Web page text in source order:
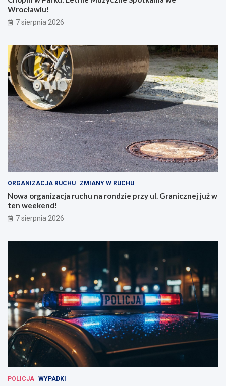
Wrocławiu!
7 sierpnia 2026
ORGANIZACJA RUCHU ZMIANY W RUCHU
Nowa organizacja ruchu na rondzie przy ul. Granicznej już w
ten weekend!
7 sierpnia 2026
POLICJA WYPADKI